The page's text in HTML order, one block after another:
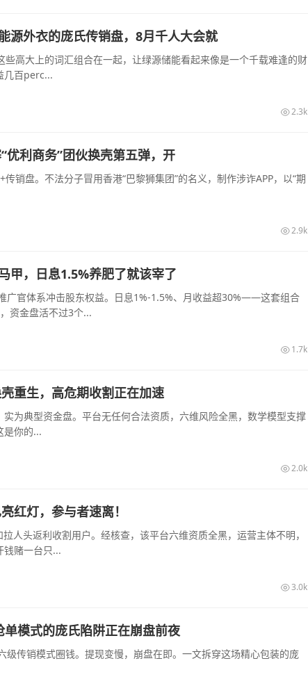
源外衣的庞氏传销盘，8月千人大会就
高大上的词汇组合在一起，让绿源储能看起来像是一个千载难逢的财
几百perc...
2.3k
优利商务”团伙换壳第五弹，开
销盘。不法分子冒用香港“巴黎狮集团”的名义，制作涉诈APP，以“期
2.9k
甲，日息1.5%养肥了就该宰了
广官体系冲击股东权益。日息1%-1.5%、月收益超30%——这套组合
资金盘活不过3个...
1.7k
重生，高危期收割正在加速
为典型资金盘。平台无任何合法资质，六维风险全黑，数学模型支撑
是你的...
2.0k
红灯，参与者速离！
人头返利收割用户。经核查，该平台六维资质全黑，运营主体不明，
钱赌一台只...
3.0k
模式的庞氏陷阱正在崩盘前夜
传销模式圈钱。提现变慢，崩盘在即。一文拆穿这场精心包装的庞